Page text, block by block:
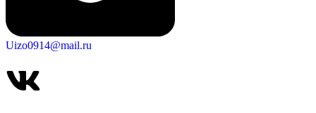
Uizo0914@mail.ru